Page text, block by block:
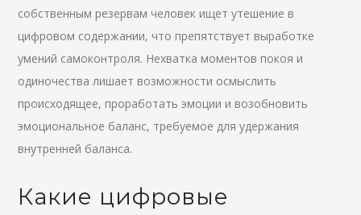
собственным резервам человек ищет утешение в
цифровом содержании, что препятствует выработке
умений самоконтроля. Нехватка моментов покоя и
одиночества лишает возможности осмыслить
происходящее, проработать эмоции и возобновить
эмоциональное баланс, требуемое для удержания
внутренней баланса.
Какие цифровые